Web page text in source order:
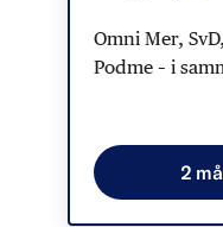
Omni Mer,
Podme – i
2